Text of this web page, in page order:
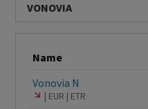
VONOVIA
Name
Vonovia N
EUR ETR